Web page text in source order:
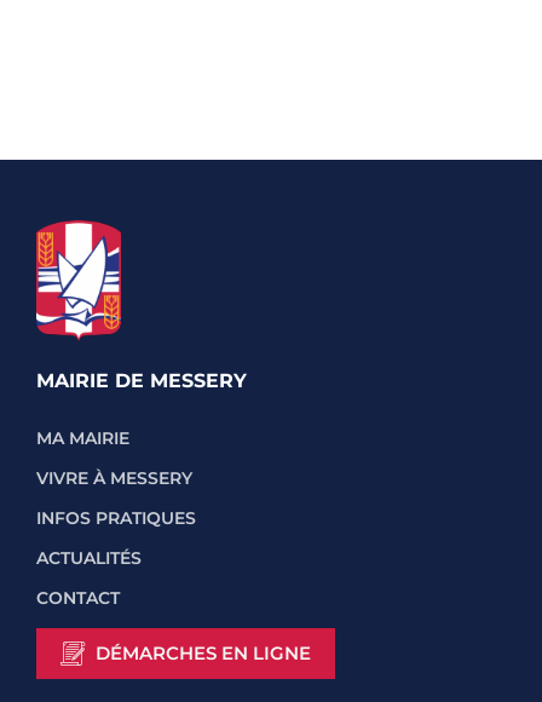
MAIRIE DE MESSERY
MA MAIRIE
VIVRE À MESSERY
INFOS PRATIQUES
ACTUALITÉS
CONTACT
DÉMARCHES EN LIGNE